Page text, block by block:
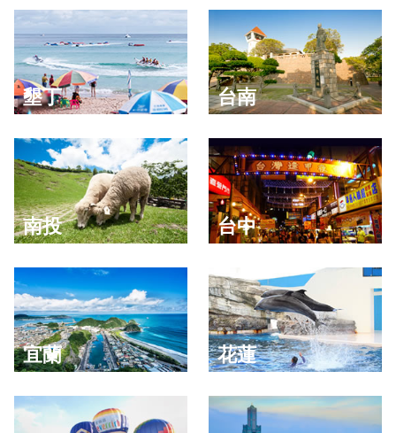
墾丁 台南
南投 台中
宜蘭 花蓮